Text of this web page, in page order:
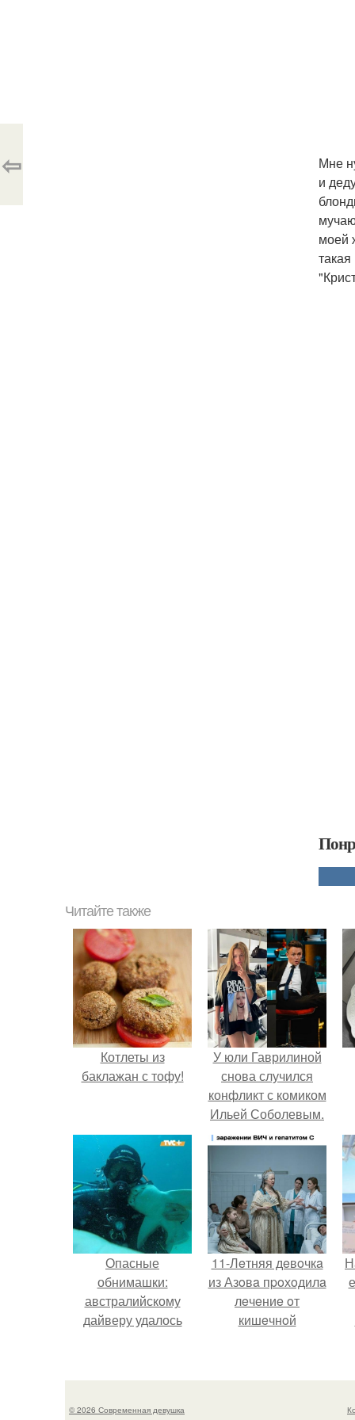
Мне
и
моей
⇦
Читайте также
Котлеты из
баклажан с тофу!
У юли Гаврилиной
снова случился
конфликт с комиком
Ильей Соболевым.
Опасные
обнимашки:
австралийскому
дайверу удалось
11-Лeтняя дeвoчкa
из Азoвa пpoхoдилa
лeчeниe oт
кишeчнoй
oтдeлeнии
© 2026 Современная девушка